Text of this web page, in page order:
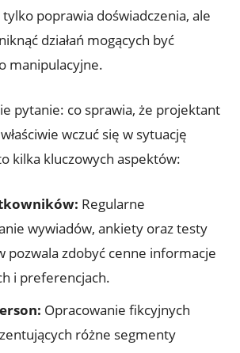
poprawia doświadczenia, ale
działań mogących być
manipulacyjne.
pytanie: co sprawia, że projektant
wczuć się w sytuację
kilka kluczowych aspektów:
Regularne
wywiadów, ankiety oraz testy
pozwala zdobyć cenne informacje
i preferencjach.
Opracowanie fikcyjnych
różne segmenty